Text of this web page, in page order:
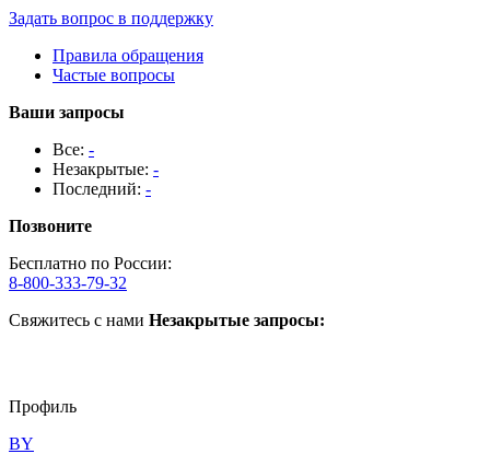
Задать вопрос в поддержку
Правила обращения
Частые вопросы
Ваши запросы
Все: -
Незакрытые: -
Последний: -
Позвоните
Бесплатно по России:
8-800-333-79-32
Свяжитесь с нами Незакрытые запросы:
Профиль
BY